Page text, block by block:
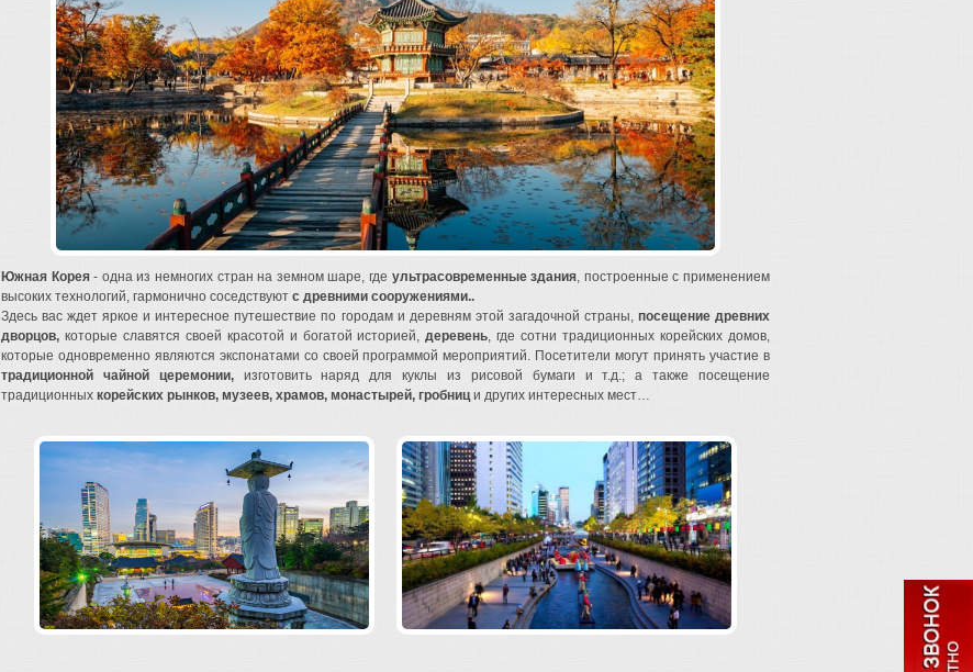
Южная Корея- одна из немногих стран на земном шаре, где ультрасовременные здания, построенные с применением
высоких технологий, гармонично соседствуют с древними сооружениями..
Здесь вас ждет яркое и интересное путешествие по городам и деревням этой загадочной страны, посещение древних
дворцов, которые славятся своей красотой и богатой историей,деревень, где сотни традиционных корейских домов,
которые одновременно являются экспонатами со своей программой мероприятий. Посетители могут принять участие в
традиционной чайной церемонии,изготовить наряд для куклы из рисовой бумаги и т.д.; а также посещение
традиционных корейских рынков, музеев, храмов, монастырей, гробници других интересных мест…